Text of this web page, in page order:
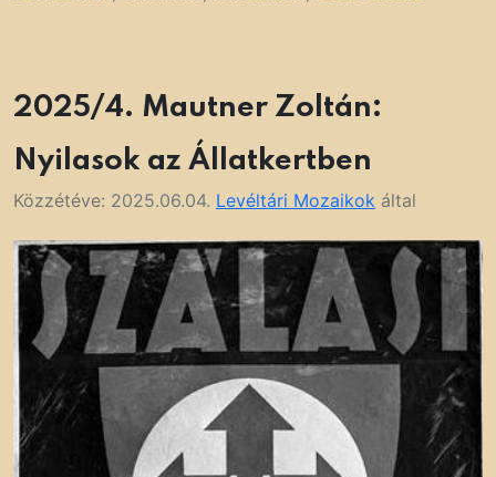
2025/4. Mautner Zoltán:
Nyilasok az Állatkertben
Közzétéve: 2025.06.04. Levéltári Mozaikok által